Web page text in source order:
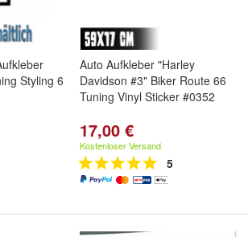
Styling 6
Auto Aufkleber "Harley
Davidson #3" Biker Route 66
Tuning Vinyl Sticker #0352
17,00 €
Kostenloser Versand
5